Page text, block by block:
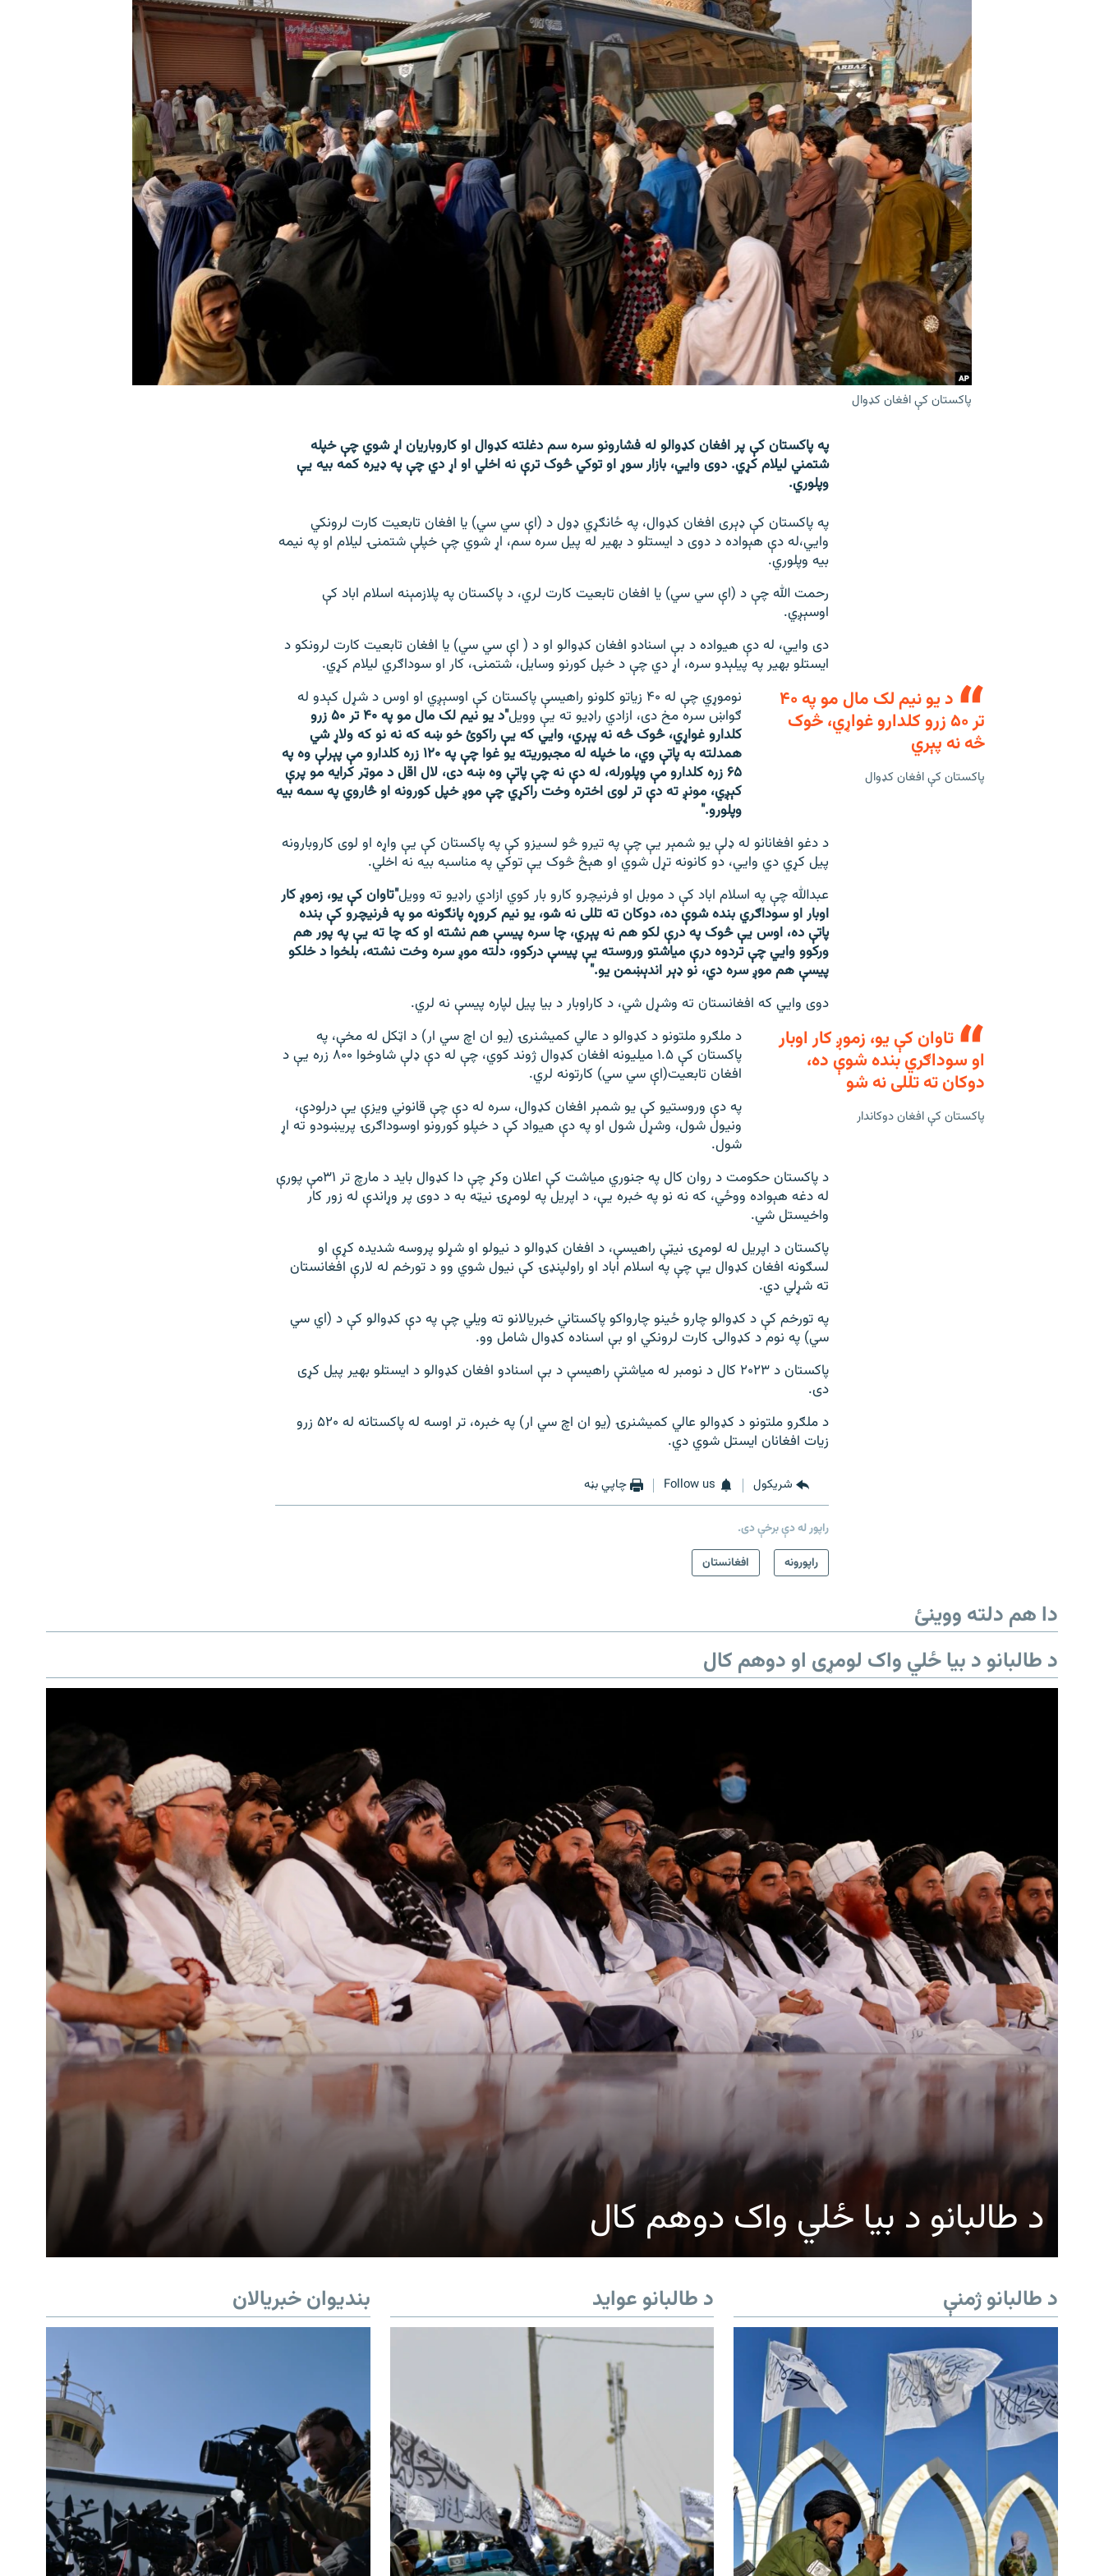
پاکستان کې افغان کډوال
په پاکستان کې پر افغان کډوالو له فشارونو سره سم دغلته کډوال او کاروباریان اړ شوي چې خپله
شتمني لیلام کړي. دوی وایي، بازار سوړ او توکي څوک ترې نه اخلي او اړ دي چې په ډيره کمه بیه یې
وپلوري.
په پاکستان کې ډېری افغان کډوال، په ځانګړي ډول د (اې سي سي) یا افغان تابعیت کارت لرونکي
وايي،له دې هېواده د دوی د ایستلو د بهیر له پیل سره سم، اړ شوي چې خپلې شتمنۍ لیلام او په نیمه
بیه وپلوري.
رحمت الله چې د (اې سي سي) یا افغان تابعیت کارت لري، د پاکستان په پلازمېنه اسلام اباد کې
اوسېږي.
دی وایي، له دې هیواده د بې اسنادو افغان کډوالو او د ( اې سي سي) یا افغان تابعیت کارت لرونکو د
ایستلو بهیر په پیلېدو سره، اړ دي چې د خپل کورنو وسایل، شتمنۍ، کار او سوداګري لیلام کړي.
د یو نیم لک مال مو په ۴۰
تر ۵۰ زرو کلدارو غواړي، څوک
څه نه پېري
پاکستان کې افغان کډوال
نوموړي چې له ۴۰ زیاتو کلونو راهیسې پاکستان کې اوسېږي او اوس د شړل کېدو له
ګواښ سره مخ دی، ازادي راډیو ته یې وویل
"د یو نیم لک مال مو په ۴۰ تر ۵۰ زرو
کلدارو غواړي، څوک څه نه پېري، وایي که یې راکوئ خو ښه که نه نو که ولاړ شي
همدلته به پاتې وي، ما خپله له مجبوریته یو غوا چې په ۱۲۰ زره کلدارو مې پېرلې وه په
۶۵ زره کلدارو مې وپلورله، له دې نه چې پاتې وه ښه دی، لال اقل د موټر کرایه مو پرې
کېږي، مونږ ته دې تر لوی اختره وخت راکړي چې موږ خپل کورونه او څاروي په سمه بیه
وپلورو."
د دغو افغانانو له ډلې یو شمېر یې چې په تیرو څو لسیزو کې په پاکستان کې یې واړه او لوی کاروبارونه
پیل کړي دي وايي، دو کانونه تړل شوي او هېڅ څوک یې توکي په مناسبه بیه نه اخلي.
عبدالله چې په اسلام اباد کې د موبل او فرنیچرو کارو بار کوي ازادي راډیو ته وویل"تاوان کې یو، زموږ کار
اوبار او سوداګري بنده شوې ده، دوکان ته تللی نه شو، یو نیم کروړه پانګونه مو په فرنیچرو کې بنده
پاتې ده، اوس یې څوک په درې لکو هم نه پېري، چا سره پیسې هم نشته او که چا ته یې په پور هم
ورکوو وایي چې تردوه درې میاشتو وروسته یې پیسې درکوو، دلته موږ سره وخت نشته، بلخوا د خلکو
پیسې هم موږ سره دي، نو ډېر اندېښمن یو."
دوی وایي که افغانستان ته وشړل شي، د کاراوبار د بیا پیل لپاره پیسې نه لري.
تاوان کې یو، زموږ کار اوبار
او سوداګري بنده شوې ده،
دوکان ته تللی نه شو
پاکستان کې افغان دوکاندار
د ملګرو ملتونو د کډوالو د عالي کمیشنرۍ (یو ان اچ سي ار) د اټکل له مخې، په
پاکستان کې ۱.۵ میلیونه افغان کډوال ژوند کوي، چې له دې ډلې شاوخوا ۸۰۰ زره یې د
افغان تابعیت(اې سي سي) کارتونه لري.
په دې وروستیو کې یو شمېر افغان کډوال، سره له دې چې قانوني ویزې یې درلودې،
ونیول شول، وشړل شول او په دې هیواد کې د خپلو کورونو اوسوداګرۍ پریښودو ته اړ
شول.
د پاکستان حکومت د روان کال په جنوري میاشت کې اعلان وکړ چې دا کډوال باید د مارچ تر ۳۱مې پورې
له دغه هېواده ووځي، که نه نو په خبره یې، د اپریل په لومړۍ نیټه به د دوی پر وړاندې له زور کار
واخیستل شي.
پاکستان د اپریل له لومړۍ نیټې راهیسې، د افغان کډوالو د نیولو او شړلو پروسه شدیده کړې او
لسګونه افغان کډوال یې چې په اسلام اباد او راولپنډۍ کې نیول شوي وو د تورخم له لارې افغانستان
ته شړلي دي.
په تورخم کې د کډوالو چارو ځینو چارواکو پاکستاني خبریالانو ته ویلي چې په دې کډوالو کې د (اي سي
سي) په نوم د کډوالۍ کارت لرونکي او بې اسناده کډوال شامل وو.
پاکستان د ۲۰۲۳ کال د نومبر له میاشتې راهیسې د بې اسنادو افغان کډوالو د ایستلو بهیر پیل کړی
دی.
د ملګرو ملتونو د کډوالو عالي کمیشنرۍ (یو ان اچ سي ار) په خبره، تر اوسه له پاکستانه له ۵۲۰ زرو
زیات افغانان ایستل شوي دي.
شريکول Follow us چاپي بڼه
راپور له دې برخې دی.
راپورونه
افغانستان
دا هم دلته ووینئ
د طالبانو د بیا ځلي واک لومړی او دوهم کال
د طالبانو د بیا ځلي واک دوهم کال
د طالبانو ژمنې د طالبانو عواید بندیوان خبریالان